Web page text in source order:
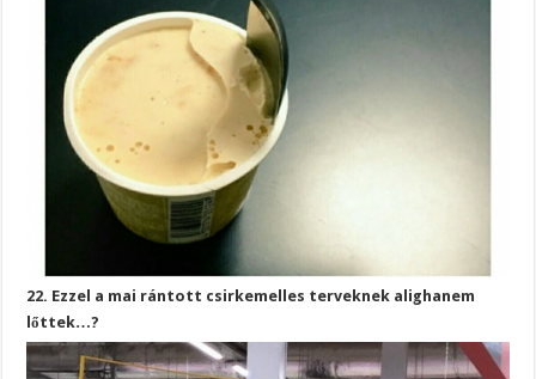
22. Ezzel a mai rántott csirkemelles terveknek alighanem
lőttek…?